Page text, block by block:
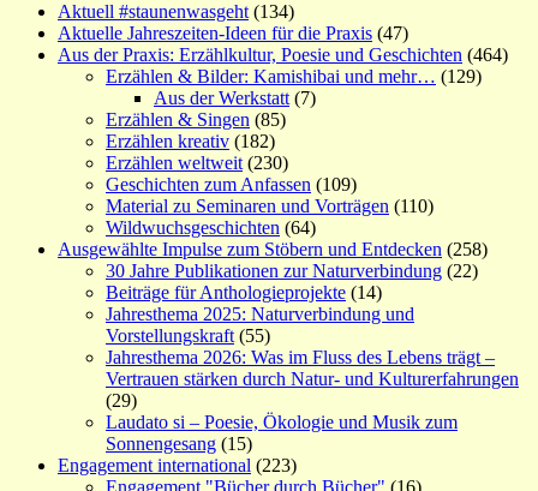
Aktuell #staunenwasgeht (134)
Aktuelle Jahreszeiten-Ideen für die Praxis (47)
Aus der Praxis: Erzählkultur, Poesie und Geschichten (464)
Erzählen & Bilder: Kamishibai und mehr… (129)
Aus der Werkstatt (7)
Erzählen & Singen (85)
Erzählen kreativ (182)
Erzählen weltweit (230)
Geschichten zum Anfassen (109)
Material zu Seminaren und Vorträgen (110)
Wildwuchsgeschichten (64)
Ausgewählte Impulse zum Stöbern und Entdecken (258)
30 Jahre Publikationen zur Naturverbindung (22)
Beiträge für Anthologieprojekte (14)
Jahresthema 2025: Naturverbindung und
Vorstellungskraft (55)
Jahresthema 2026: Was im Fluss des Lebens trägt –
Vertrauen stärken durch Natur- und Kulturerfahrungen
(29)
Laudato si – Poesie, Ökologie und Musik zum
Sonnengesang (15)
Engagement international (223)